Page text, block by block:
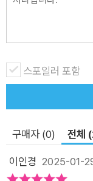
면, 고기를 하루아침
요. 모든 사람이 하루
상황은 상상하기 힘
따라 행동하고, 지
바로 ‘기후 시민’에
력을 알아볼 시간 기후
스포일러 포함
구매자 (0) 전체
이인경 2025-01-